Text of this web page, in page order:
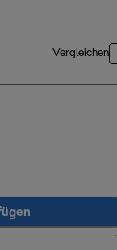
Vergleichen